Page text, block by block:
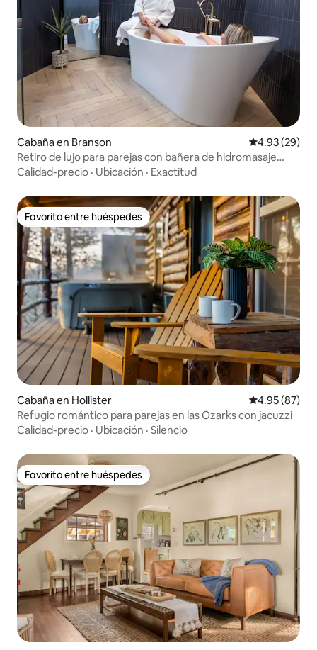
Cabaña en Branson Calificación
4.93 (29)
Retiro de lujo para parejas con bañera de hidromasaje
privada
Calidad-precio · Ubicación · Exactitud
Favorito entre huéspedes
Favorito entre huéspedes
Cabaña en Hollister Calificación
4.95 (87)
Refugio romántico para parejas en las Ozarks con jacuzzi
Calidad-precio · Ubicación · Silencio
Favorito entre huéspedes
Favorito entre huéspedes